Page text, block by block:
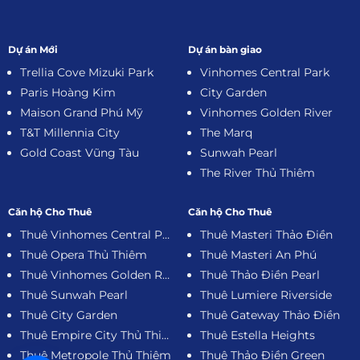
Dự án Mới
Trellia Cove Mizuki Park
Paris Hoàng Kim
Maison Grand Phú Mỹ
T&T Millennia City
Gold Coast Vũng Tàu
Dự án bàn giao
Vinhomes Central Park
City Garden
Vinhomes Golden River
The Marq
Sunwah Pearl
The River Thủ Thiêm
Căn hộ Cho Thuê
Thuê Vinhomes Central Park
Thuê Opera Thủ Thiêm
Thuê Vinhomes Golden River
Thuê Sunwah Pearl
Thuê City Garden
Thuê Empire City Thủ Thiêm
Thuê Metropole Thủ Thiêm
Căn hộ Cho Thuê
Thuê Masteri Thảo Điền
Thuê Masteri An Phú
Thuê Thảo Điền Pearl
Thuê Lumiere Riverside
Thuê Gateway Thảo Điền
Thuê Estella Heights
Thuê Thảo Điền Green